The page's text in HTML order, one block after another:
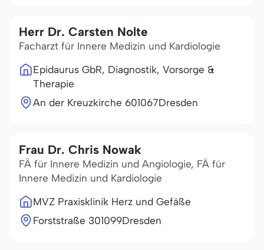
Herr Dr. Carsten Nolte
Facharzt für Innere Medizin und Kardiologie
Epidaurus GbR, Diagnostik, Vorsorge &
Therapie
An der Kreuzkirche 601067Dresden
Frau Dr. Chris Nowak
FÄ für Innere Medizin und Angiologie, FÄ für
Innere Medizin und Kardiologie
MVZ Praxisklinik Herz und Gefäße
Forststraße 301099Dresden